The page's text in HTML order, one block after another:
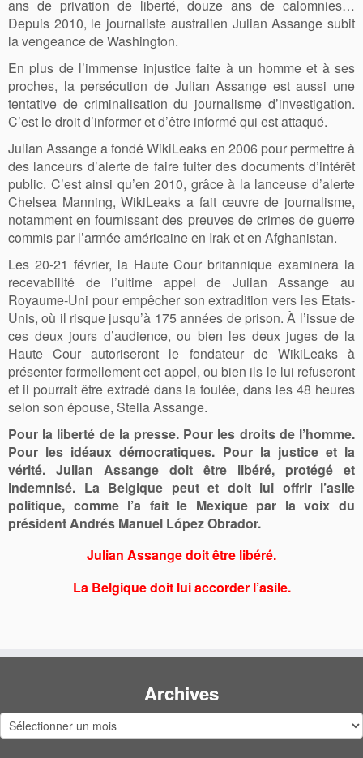
ans de privation de liberté, douze ans de calomnies…
Depuis 2010, le journaliste australien Julian Assange subit
la vengeance de Washington.
En plus de l’immense injustice faite à un homme et à ses
proches, la persécution de Julian Assange est aussi une
tentative de criminalisation du journalisme d’investigation.
C’est le droit d’informer et d’être informé qui est attaqué.
Julian Assange a fondé WikiLeaks en 2006 pour permettre à
des lanceurs d’alerte de faire fuiter des documents d’intérêt
public. C’est ainsi qu’en 2010, grâce à la lanceuse d’alerte
Chelsea Manning, WikiLeaks a fait œuvre de journalisme,
notamment en fournissant des preuves de crimes de guerre
commis par l’armée américaine en Irak et en Afghanistan.
Les 20-21 février, la Haute Cour britannique examinera la
recevabilité de l’ultime appel de Julian Assange au
Royaume-Uni pour empêcher son extradition vers les Etats-
Unis, où il risque jusqu’à 175 années de prison. À l’issue de
ces deux jours d’audience, ou bien les deux juges de la
Haute Cour autoriseront le fondateur de WikiLeaks à
présenter formellement cet appel, ou bien ils le lui refuseront
et il pourrait être extradé dans la foulée, dans les 48 heures
selon son épouse, Stella Assange.
Pour la liberté de la presse. Pour les droits de l’homme.
Pour les idéaux démocratiques. Pour la justice et la
vérité. Julian Assange doit être libéré, protégé et
indemnisé. La Belgique peut et doit lui offrir l’asile
politique, comme l’a fait le Mexique par la voix du
président Andrés Manuel López Obrador.
Julian Assange doit être libéré.
La Belgique doit lui accorder l’asile.
Archives
Archives